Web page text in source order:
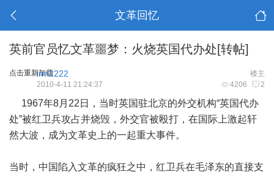
文革回忆
英前官员忆文革噩梦：火烧英国代办处[转帖]
点击重新加载 楼主
lrm2222
4206 2
2010-4-11 21:24:37
1967年8月22日，当时英国驻北京的外交机构“英国代办
处”被红卫兵攻占并烧毁，外交官被殴打，在国际上激起轩
然大波，成为文革史上的一起重大事件。
当时，中国陷入文革的疯狂之中，红卫兵在毛泽东的直接支